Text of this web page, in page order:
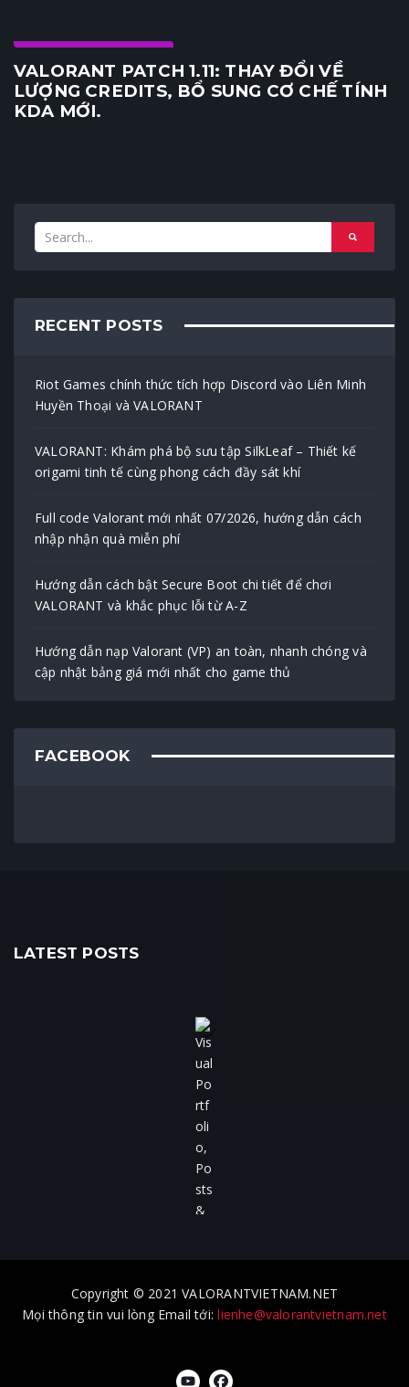
Game PC & Console
VALORANT PATCH 1.11: THAY ĐỔI VỀ
LƯỢNG CREDITS, BỔ SUNG CƠ CHẾ TÍNH
KDA MỚI.
RECENT POSTS
Riot Games chính thức tích hợp Discord vào Liên Minh
Huyền Thoại và VALORANT
VALORANT: Khám phá bộ sưu tập SilkLeaf – Thiết kế
origami tinh tế cùng phong cách đầy sát khí
Full code Valorant mới nhất 07/2026, hướng dẫn cách
nhập nhận quà miễn phí
Hướng dẫn cách bật Secure Boot chi tiết để chơi
VALORANT và khắc phục lỗi từ A-Z
Hướng dẫn nạp Valorant (VP) an toàn, nhanh chóng và
cập nhật bảng giá mới nhất cho game thủ
FACEBOOK
LATEST POSTS
Copyright © 2021 VALORANTVIETNAM.NET
Mọi thông tin vui lòng Email tới:lienhe@valorantvietnam.net